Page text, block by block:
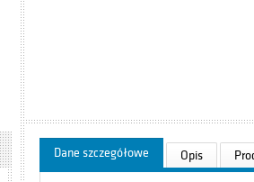
Dane szczegółowe Opis